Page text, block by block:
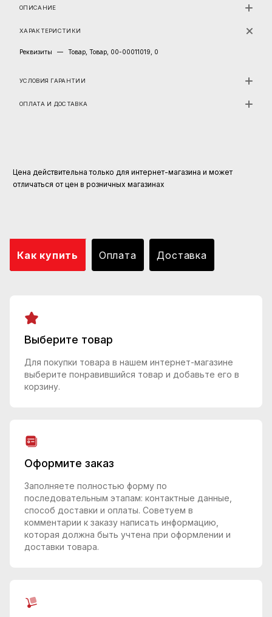
ОПИСАНИЕ
ХАРАКТЕРИСТИКИ
Реквизиты — Товар, Товар, 00-00011019, 0
УСЛОВИЯ ГАРАНТИИ
ОПЛАТА И ДОСТАВКА
Цена действительна только для интернет-магазина и может
отличаться от цен в розничных магазинах
Как купить Оплата Доставка
Выберите товар
Для покупки товара в нашем интернет-магазине
выберите понравившийся товар и добавьте его в
корзину.
Оформите заказ
Заполняете полностью форму по
последовательным этапам: контактные данные,
способ доставки и оплаты. Советуем в
комментарии к заказу написать информацию,
которая должна быть учтена при оформлении и
доставки товара.